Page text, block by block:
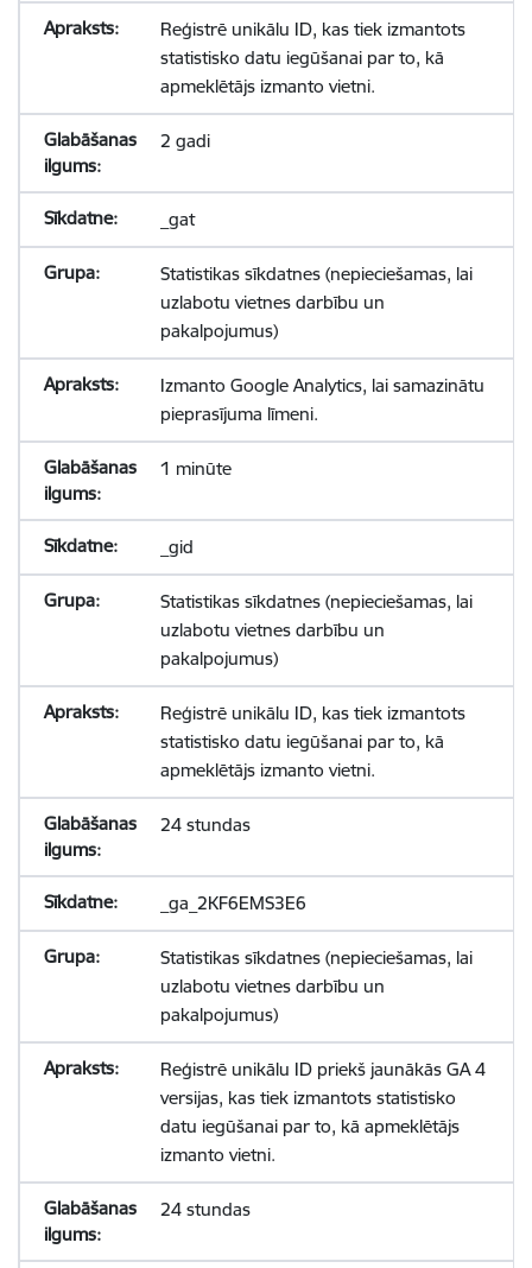
Reģistrē unikālu ID, kas tiek izmantots
statistisko datu iegūšanai par to, kā
apmeklētājs izmanto vietni.
2 gadi
_gat
Statistikas sīkdatnes (nepieciešamas, lai
uzlabotu vietnes darbību un
pakalpojumus)
Izmanto Google Analytics, lai samazinātu
pieprasījuma līmeni.
1 minūte
_gid
Statistikas sīkdatnes (nepieciešamas, lai
uzlabotu vietnes darbību un
pakalpojumus)
Reģistrē unikālu ID, kas tiek izmantots
statistisko datu iegūšanai par to, kā
apmeklētājs izmanto vietni.
24 stundas
_ga_2KF6EMS3E6
Statistikas sīkdatnes (nepieciešamas, lai
uzlabotu vietnes darbību un
pakalpojumus)
Reģistrē unikālu ID priekš jaunākās GA 4
versijas, kas tiek izmantots statistisko
datu iegūšanai par to, kā apmeklētājs
izmanto vietni.
24 stundas